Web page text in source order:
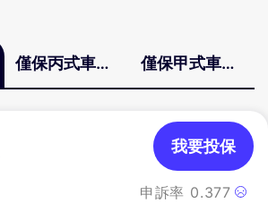
僅保丙式車體
險
僅保甲式車體
險
申訴率 0.377
我要投保